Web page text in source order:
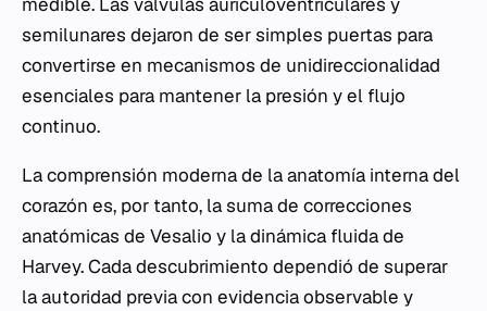
semilunares dejaron de ser simples puertas para
convertirse en mecanismos de unidireccionalidad
esenciales para mantener la presión y el flujo
continuo.
La comprensión moderna de la anatomía interna del
corazón es, por tanto, la suma de correcciones
anatómicas de Vesalio y la dinámica fluida de
Harvey. Cada descubrimiento dependió de superar
la autoridad previa con evidencia observable y